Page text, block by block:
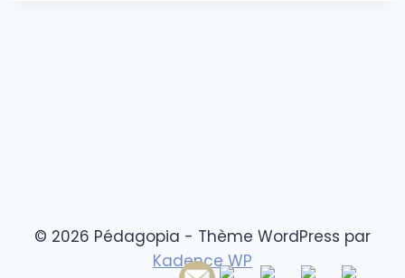
© 2026 Pédagopia - Thème WordPress par
Kadence WP